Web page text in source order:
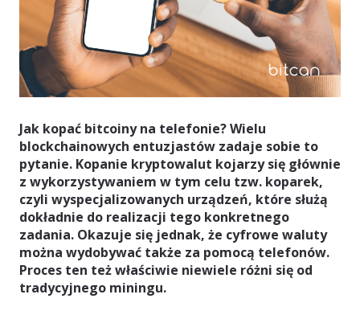
Jak kopać bitcoiny na telefonie? Wielu
blockchainowych entuzjastów zadaje sobie to
pytanie. Kopanie kryptowalut kojarzy się głównie
z wykorzystywaniem w tym celu tzw. koparek,
czyli wyspecjalizowanych urządzeń, które służą
dokładnie do realizacji tego konkretnego
zadania. Okazuje się jednak, że cyfrowe waluty
można wydobywać także za pomocą telefonów.
Proces ten też właściwie niewiele różni się od
tradycyjnego miningu.